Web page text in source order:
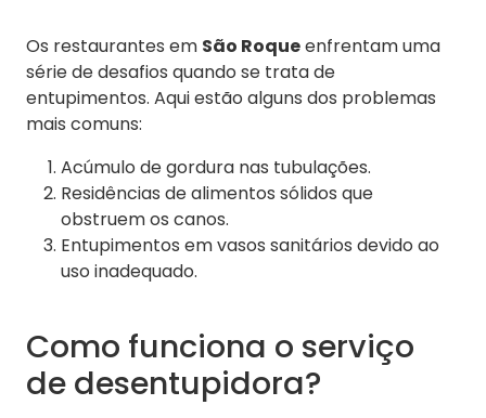
Os restaurantes em São Roqueenfrentam uma
série de desafios quando se trata de
entupimentos. Aqui estão alguns dos problemas
mais comuns:
Acúmulo de gordura nas tubulações.
Residências de alimentos sólidos que
obstruem os canos.
Entupimentos em vasos sanitários devido ao
uso inadequado.
Como funciona o serviço
de desentupidora?